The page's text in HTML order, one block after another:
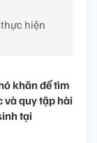
hiện
khăn để tìm
và quy tập hài
tại